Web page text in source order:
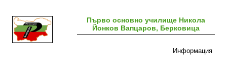
Първо основно училище Никола
Йонков Вапцаров, Берковица
Информация